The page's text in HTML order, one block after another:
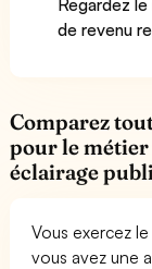
de revenu
Comparez
pour le
éclairage
Vous exercez
vous avez une